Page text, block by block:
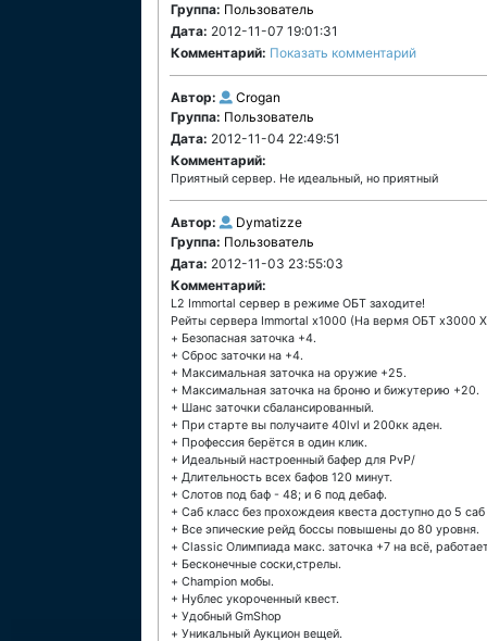
Группа: Пользователь
Дата: 2012-11-07 19:01:31
Комментарий: Показать комментарий
Автор:
Crogan
Группа: Пользователь
Дата: 2012-11-04 22:49:51
Комментарий:
Приятный сервер. Не идеальный, но приятный
Автор:
Dymatizze
Группа: Пользователь
Дата: 2012-11-03 23:55:03
Комментарий:
L2 Immortal сервер в режиме ОБТ заходите!
Рейты сервера Immortal x1000 (На вермя ОБТ х3000
+ Безопасная заточка +4.
+ Сброс заточки на +4.
+ Максимальная заточка на оружие +25.
+ Максимальная заточка на броню и бижутерию +20.
+ Шанс заточки сбалансированный.
+ При старте вы получаите 40lvl и 200кк аден.
+ Профессия берётся в один клик.
+ Идеальный настроенный бафер для PvP/
+ Длительность всех бафов 120 минут.
+ Слотов под баф - 48; и 6 под дебаф.
+ Саб класс без прохождеия квеста доступно до 5 саб
+ Все эпические рейд боссы повышены до 80 уровня.
+ Classic Олимпиада макс. заточка +7 на всё,
+ Бесконечные соски,стрелы.
+ Champion мобы.
+ Нублес укороченный квест.
+ Удобный GmShop
+ Уникальный Аукцион вещей.